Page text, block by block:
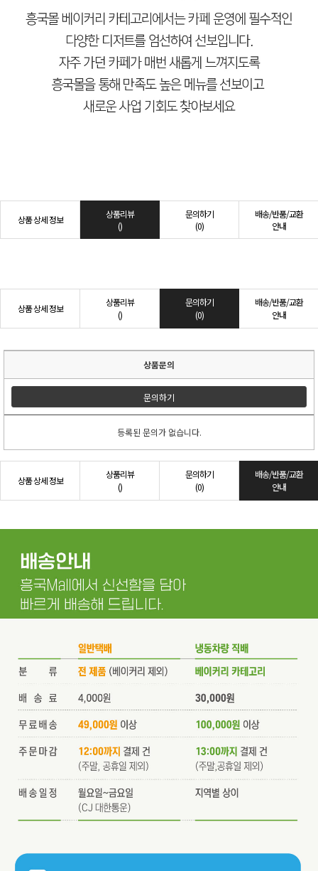
상품 상세 정보
상품리뷰
()
문의하기
(0)
배송/반품/교환
안내
상품 상세 정보
상품리뷰
()
문의하기
(0)
배송/반품/교환
안내
상품문의
문의하기
등록된 문의가 없습니다.
상품 상세 정보
상품리뷰
()
문의하기
(0)
배송/반품/교환
안내